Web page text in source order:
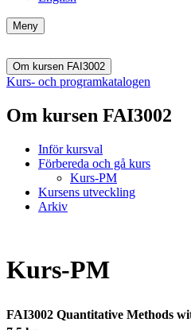
Meny
Om kursen FAI3002
Kurs- och programkatalogen
Om kursen FAI3002
Inför kursval
Förbereda och gå kurs
Kurs-PM
Kursens utveckling
Arkiv
Kurs-PM
FAI3002 Quantitative Methods